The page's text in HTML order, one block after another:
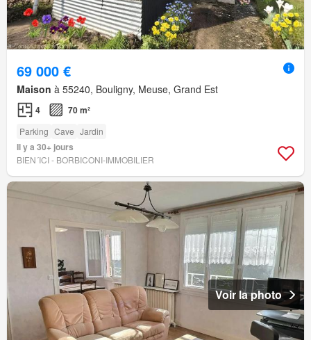
69 000 €
Maison à 55240, Bouligny, Meuse, Grand Est
4 70 m²
Parking Cave Jardin
Il y a 30+ jours
BIEN´ICI - BORBICONI-IMMOBILIER
Voir la photo